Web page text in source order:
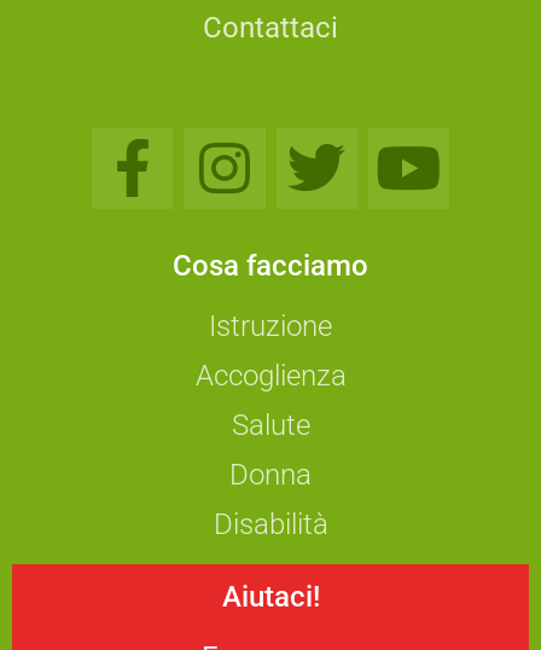
Contattaci
Cosa facciamo
Istruzione
Accoglienza
Salute
Donna
Disabilità
Aiutaci!